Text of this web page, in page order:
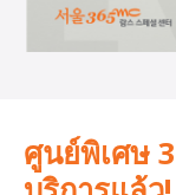
ศูนย์พิเศษ